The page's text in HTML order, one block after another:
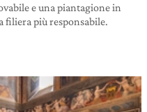
e una piantagione in
più responsabile.